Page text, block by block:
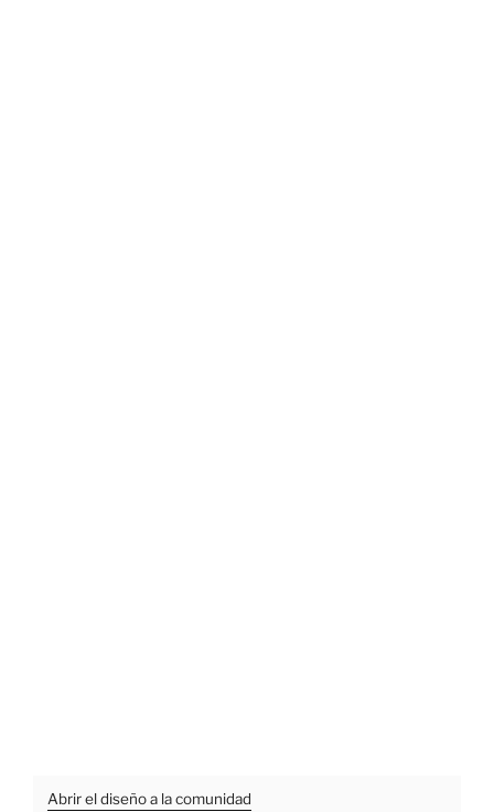
Abrir el diseño a la comunidad